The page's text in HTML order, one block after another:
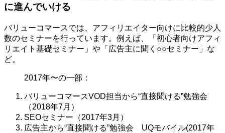
に進んでいける
バリューコマースでは、アフィリエイター向けに比較的少人
数のセミナーを行っています。例えば、「初心者向けアフィ
リエイト基礎セミナー」や「広告主に聞く○○セミナー」な
ど。
2017年〜の一部：
バリューコマースVOD担当から“直接聞ける”勉強会
（2018年7月）
SEOセミナー（2017年3月）
広告主から“直接聞ける”勉強会 UQモバイル(2017年